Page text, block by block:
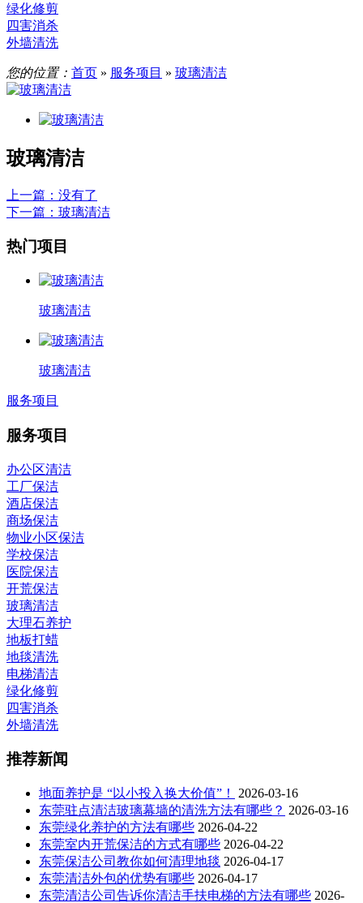
绿化修剪
四害消杀
外墙清洗
您的位置： 首页 » 服务项目 » 玻璃清洁
玻璃清洁
上一篇 ：没有了
下一篇 ：玻璃清洁
热门项目
玻璃清洁
玻璃清洁
服务项目
服务项目
办公区清洁
工厂保洁
酒店保洁
商场保洁
物业小区保洁
学校保洁
医院保洁
开荒保洁
玻璃清洁
大理石养护
地板打蜡
地毯清洗
电梯清洁
绿化修剪
四害消杀
外墙清洗
推荐新闻
地面养护是 “以小投入换大价值”！
2026-03-16
东莞驻点清洁玻璃幕墙的清洗方法有哪些？ 2026-03-16
东莞绿化养护的方法有哪些 2026-04-22
东莞室内开荒保洁的方式有哪些 2026-04-22
东莞保洁公司教你如何清理地毯 2026-04-17
东莞清洁外包的优势有哪些 2026-04-17
东莞清洁公司告诉你清洁手扶电梯的方法有哪些 2026-